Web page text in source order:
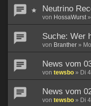
Neutrino
von HossaWurst»
Suche: Wer
von Branther »
News vom
von tewsbo » Di
News vom
von tewsbo » Di